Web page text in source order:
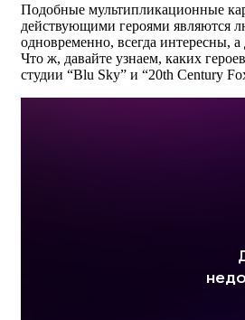
Подобные мультипликационные
действующими героями являются
одновременно, всегда интересны, а
Что ж, давайте узнаем, каких
студии “Blu Sky” и “20th Century